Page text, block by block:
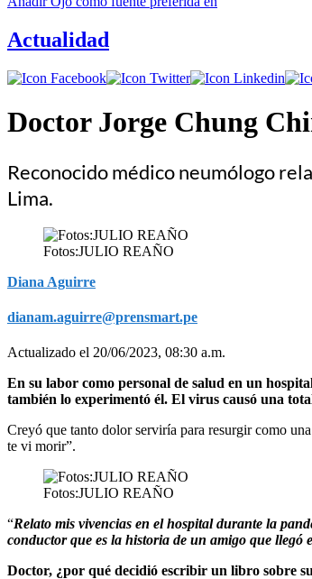
Actualidad
Doctor Jorge Chung
Reconocido médico neumólogo
Lima.
Fotos:JULIO REAÑO
Diana Aguirre
dianam.aguirre@prensmart.pe
Actualizado el 20/06/2023, 08:30 a.m.
En su labor como personal de salud en un
también lo experimentó él. El virus causó una
Creyó que tanto dolor serviría para resurgir como
te vi morir”.
Fotos:JULIO REAÑO
“Relato mis vivencias en el hospital durante la
conductor que es la historia de un amigo que
Doctor, ¿por qué decidió escribir un libro sobre